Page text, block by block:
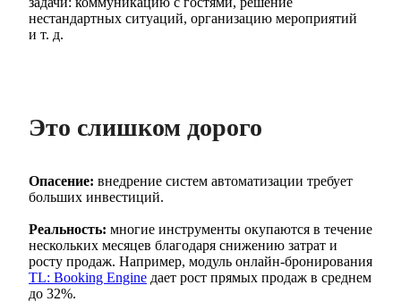
нестандартных ситуаций, организацию мероприятий
и т. д.
Это слишком дорого
Опасение: внедрение систем автоматизации требует
больших инвестиций.
Реальность: многие инструменты окупаются в течение
нескольких месяцев благодаря снижению затрат и
росту продаж. Например, модуль онлайн-бронирования
TL: Booking Engine дает рост прямых продаж в среднем
до 32%.